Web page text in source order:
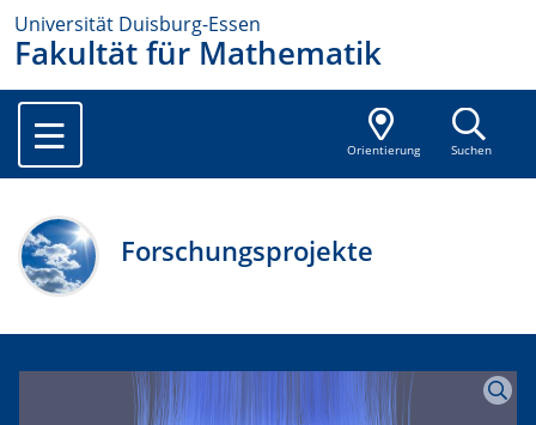
Universität Duisburg-Essen
Fakultät für Mathematik
Orientierung Suchen
Forschungsprojekte